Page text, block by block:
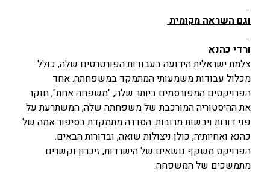
וגם השראה מקומית
ורדי כהנא
צלמת ישראלית הידועה בעבודות הפורטרטים שלה, כולל
מכלול עבודות משמעותי המתמקד במשפחתה. אחד
הפרויקטים המפורסמים ביותר שלה, "משפחה אחת", חוקר
את ההיסטוריה המורכבת של משפחתה שלה, המשתרעת על
פני דורות ויבשות מרובות. הסדרה מתמקדת בסיפור אמה של
כהנא ואחיותיה, כולן ניצולות שואה, ובדורות הבאים.
הפרויקט משקף נושאים של הישרדות, זיכרון וקשרים
מתמשכים של המשפחה.